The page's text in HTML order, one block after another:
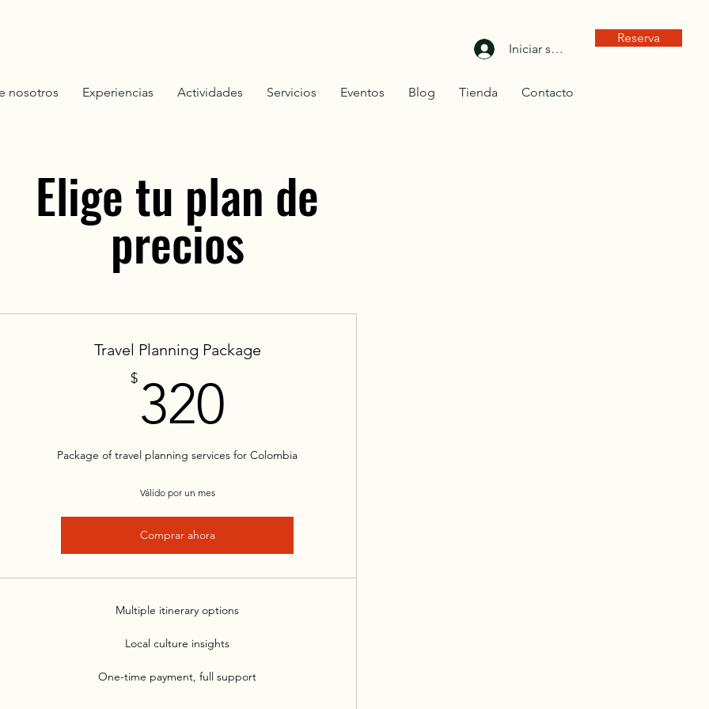
Iniciar sesión
nosotros Experiencias Actividades Servicios Eventos Blog Tienda Contacto
Reserva
Elige tu plan de
precios
Travel Planning Package
$ 320
Package of travel planning services for Colombia
Válido por un mes
Comprar ahora
Multiple itinerary options
Local culture insights
One-time payment, full support